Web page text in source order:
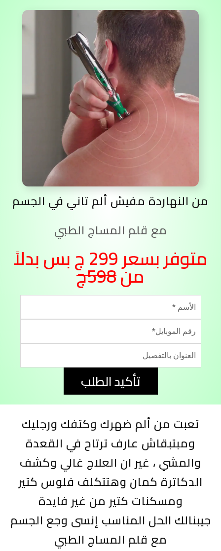
من النهاردة مفيش ألم تاني في الجسم
متوفر بسعر 299 ج بس بدلاً
من598ج
تأكيد الطلب
تعبت من ألم ضهرك وكتفك ورجليك
ومبتبقاش عارف ترتاح في القعدة
والمشي ، غير ان العلاج غالي وكشف
الدكاترة كمان وهتتكلف فلوس كتير
ومسكنات كتير من غير فايدة
جيبنالك الحل المناسب إنسى وجع الجسم
مع قلم المساج الطبي